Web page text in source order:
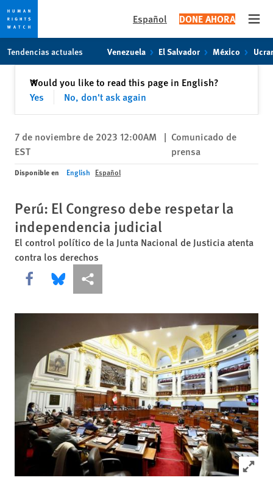
content
Español DONE AHORA
Tendencias actuales Venezuela El Salvador México
Would you like to read this page in English?
Yes
No, don't ask again
✕Cerrar
7 de noviembre de 2023 12:00AM
EST
| Comunicado de
prensa
Disponible en English Español
Perú: El Congreso debe respetar la
independencia judicial
El control político de la Junta Nacional de Justicia atenta
contra los derechos
Share this via Facebook
Share this via Bluesky
Share this via Compartir
Click to